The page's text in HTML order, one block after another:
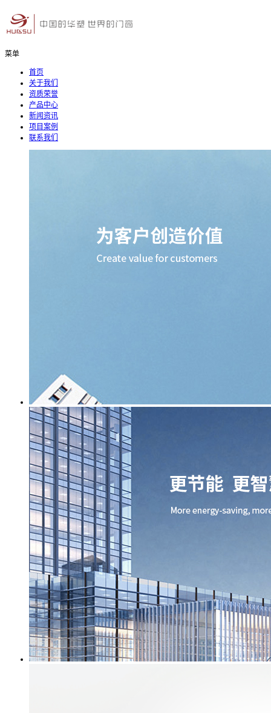
菜单
首页
关于我们
资质荣誉
产品中心
新闻资讯
项目案例
联系我们